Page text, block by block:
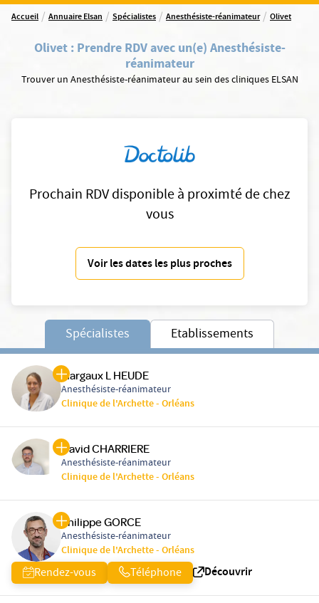
Accueil / Annuaire Elsan / Spécialistes / Anesthésiste-réanimateur / Olivet
Olivet: Prendre RDV avec un(e) Anesthésiste-
réanimateur
Trouver un Anesthésiste-réanimateur au sein des cliniques ELSAN
Prochain RDV disponible à proximté de chez
vous
Voir les dates les plus proches
Spécialistes Etablissements
Margaux L HEUDE
Anesthésiste-réanimateur
Clinique de l'Archette - Orléans
David CHARRIERE
Anesthésiste-réanimateur
Clinique de l'Archette - Orléans
Philippe GORCE
Anesthésiste-réanimateur
Clinique de l'Archette - Orléans
Rendez-vous Téléphone Découvrir